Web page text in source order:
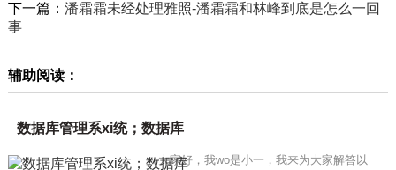
下一篇： 潘霜霜未经处理雅照-潘霜霜和林峰到底是怎么一回
事
辅助阅读：
数据库管理系xi统；数据库
大家好，我wo是小一，我来为大家解答以